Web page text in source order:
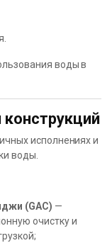
воды в
исполнениях и
воды.
(GAC) —
очистку и